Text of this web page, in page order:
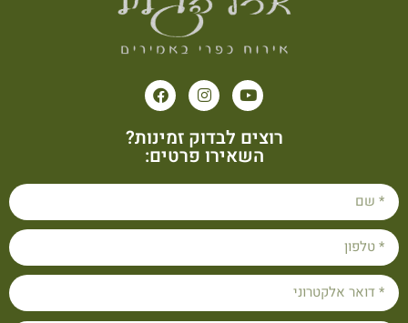
רוצים לבדוק זמינות?
השאירו פרטים: